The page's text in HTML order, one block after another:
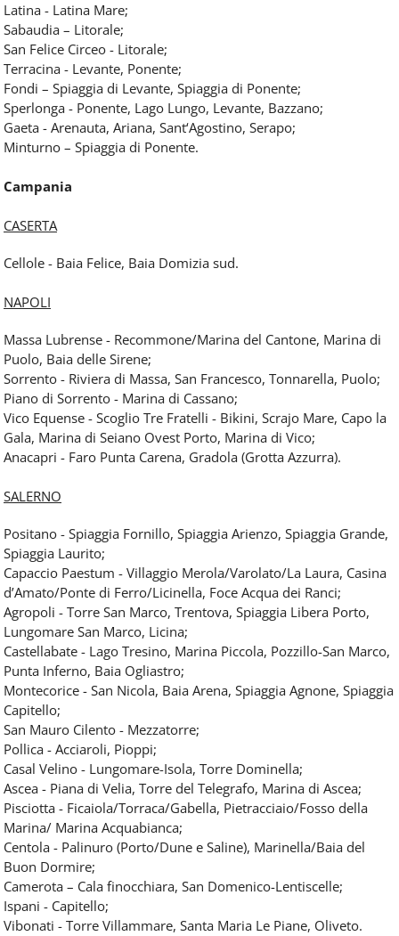
Latina - Latina Mare;
Sabaudia – Litorale;
San Felice Circeo - Litorale;
Terracina - Levante, Ponente;
Fondi – Spiaggia di Levante, Spiaggia di Ponente;
Sperlonga - Ponente, Lago Lungo, Levante, Bazzano;
Gaeta - Arenauta, Ariana, Sant‘Agostino, Serapo;
Minturno – Spiaggia di Ponente.
Campania
CASERTA
Cellole - Baia Felice, Baia Domizia sud.
NAPOLI
Massa Lubrense - Recommone/Marina del Cantone, Marina di
Puolo, Baia delle Sirene;
Sorrento - Riviera di Massa, San Francesco, Tonnarella, Puolo;
Piano di Sorrento - Marina di Cassano;
Vico Equense - Scoglio Tre Fratelli - Bikini, Scrajo Mare, Capo la
Gala, Marina di Seiano Ovest Porto, Marina di Vico;
Anacapri - Faro Punta Carena, Gradola (Grotta Azzurra).
SALERNO
Positano - Spiaggia Fornillo, Spiaggia Arienzo, Spiaggia Grande,
Spiaggia Laurito;
Capaccio Paestum - Villaggio Merola/Varolato/La Laura, Casina
d’Amato/Ponte di Ferro/Licinella, Foce Acqua dei Ranci;
Agropoli - Torre San Marco, Trentova, Spiaggia Libera Porto,
Lungomare San Marco, Licina;
Castellabate - Lago Tresino, Marina Piccola, Pozzillo-San Marco,
Punta Inferno, Baia Ogliastro;
Montecorice - San Nicola, Baia Arena, Spiaggia Agnone, Spiaggia
Capitello;
San Mauro Cilento - Mezzatorre;
Pollica - Acciaroli, Pioppi;
Casal Velino - Lungomare-Isola, Torre Dominella;
Ascea - Piana di Velia, Torre del Telegrafo, Marina di Ascea;
Pisciotta - Ficaiola/Torraca/Gabella, Pietracciaio/Fosso della
Marina/ Marina Acquabianca;
Centola - Palinuro (Porto/Dune e Saline), Marinella/Baia del
Buon Dormire;
Camerota – Cala finocchiara, San Domenico-Lentiscelle;
Ispani - Capitello;
Vibonati - Torre Villammare, Santa Maria Le Piane, Oliveto.